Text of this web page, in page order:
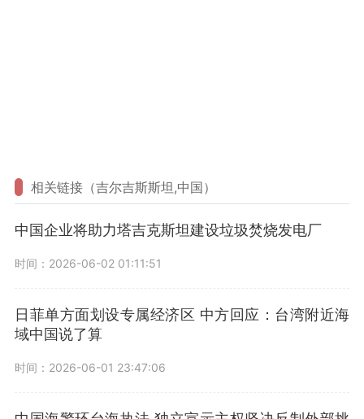
相关链接（吉尔吉斯斯坦,中国）
中国企业将助力塔吉克斯坦建设垃圾焚烧发电厂
时间：2026-06-02 01:11:51
日菲单方面划设专属经济区 中方回应：台湾附近海
域中国说了算
时间：2026-06-01 23:47:06